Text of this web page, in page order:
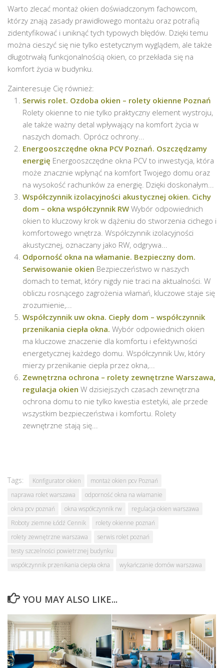
Warto zlecać montaż okien doświadczonym fachowcom,
którzy znają zasady prawidłowego montażu oraz potrafią
zidentyfikować i uniknąć tych typowych błędów. Dzięki temu
można cieszyć się nie tylko estetycznym wyglądem, ale także
długotrwałą funkcjonalnością okien, co przekłada się na
komfort życia w budynku.
Zainteresuje Cię również:
Serwis rolet. Ozdoba okien – rolety okienne Poznań
Rolety okienne to nie tylko praktyczny element wystroju,
ale także ważny detal wpływający na komfort życia w
naszych domach. Oprócz ochrony...
Energooszczędne okna PCV Poznań. Oszczędzamy
energię Energooszczędne okna PCV to inwestycja, która
może znacznie wpłynąć na komfort Twojego domu oraz
na wysokość rachunków za energię. Dzięki doskonałym...
Współczynnik izolacyjności akustycznej okien. Cichy
dom – okna współczynnik RW Wybór odpowiednich
okien to kluczowy krok w dążeniu do stworzenia cichego i
komfortowego wnętrza. Współczynnik izolacyjności
akustycznej, oznaczany jako RW, odgrywa...
Odporność okna na włamanie. Bezpieczny dom.
Serwisowanie okien Bezpieczeństwo w naszych
domach to temat, który nigdy nie traci na aktualności. W
obliczu rosnącego zagrożenia włamań, kluczowe staje się
zrozumienie,...
Współczynnik uw okna. Ciepły dom – współczynnik
przenikania ciepła okna. Wybór odpowiednich okien
ma kluczowe znaczenie dla komfortu i efektywności
energetycznej każdego domu. Współczynnik Uw, który
mierzy przenikanie ciepła przez okna,...
Zewnętrzna ochrona – rolety zewnętrzne Warszawa,
regulacja okien W dzisiejszych czasach zewnętrzna
ochrona domu to nie tylko kwestia estetyki, ale przede
wszystkim bezpieczeństwa i komfortu. Rolety
zewnętrzne stają się...
Tags: Konfigurator okien
montaż okien pcv Poznań
naprawa rolet warszawa
odporność okna na włamanie
okna pcv poznań
okna współczynnik rw
regulacja okien warszawa
Roboty ziemne Łódź Cennik
rolety okienne poznań
rolety zewnętrzne warszawa
serwis rolet poznań
testy szczelności powietrznej budynku
współczynnik przenikania ciepła okna
wykańczanie domów warszawa
YOU MAY ALSO LIKE...